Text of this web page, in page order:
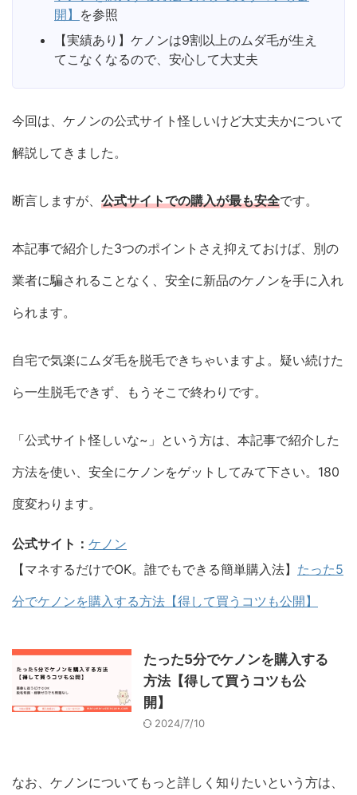
開】 を参照
【実績あり】ケノンは9割以上のムダ毛が生え
てこなくなるので、安心して大丈夫
今回は、ケノンの公式サイト怪しいけど大丈夫かについて
解説してきました。
断言しますが、 公式サイトでの購入が最も安全です。
本記事で紹介した3つのポイントさえ抑えておけば、別の
業者に騙されることなく、安全に新品のケノンを手に入れ
られます。
自宅で気楽にムダ毛を脱毛できちゃいますよ。疑い続けた
ら一生脱毛できず、もうそこで終わりです。
「公式サイト怪しいな~」という方は、本記事で紹介した
方法を使い、安全にケノンをゲットしてみて下さい。180
度変わります。
公式サイト： ケノン
【マネするだけでOK。誰でもできる簡単購入法】 たった5
分でケノンを購入する方法【得して買うコツも公開】
たった5分でケノンを購入する
方法【得して買うコツも公
開】
2024/7/10
なお、ケノンについてもっと詳しく知りたいという方は、